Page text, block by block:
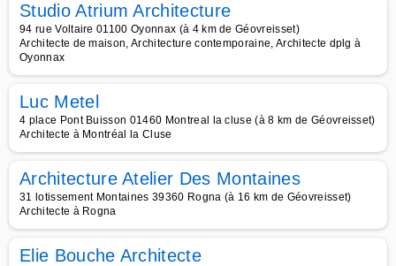
Studio Atrium Architecture
94 rue Voltaire 01100 Oyonnax (à 4 km de Géovreisset)
Architecte de maison, Architecture contemporaine, Architecte dplg à
Oyonnax
Luc Metel
4 place Pont Buisson 01460 Montreal la cluse (à 8 km de Géovreisset)
Architecte à Montréal la Cluse
Architecture Atelier Des Montaines
31 lotissement Montaines 39360 Rogna (à 16 km de Géovreisset)
Architecte à Rogna
Elie Bouche Architecte